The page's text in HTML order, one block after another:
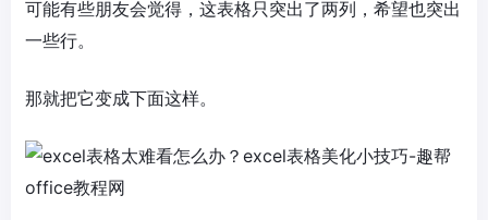
可能有些朋友会觉得，这表格只突出了两列，希望也突出
一些行。
那就把它变成下面这样。